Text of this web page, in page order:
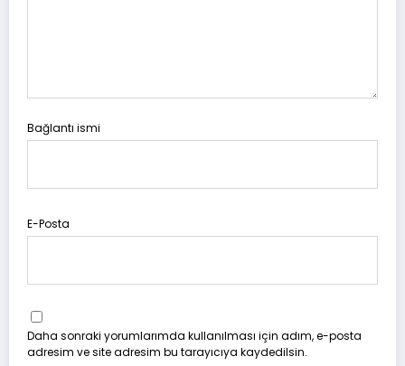
Bağlantı ismi
E-Posta
Daha sonraki yorumlarımda kullanılması için adım, e-posta
adresim ve site adresim bu tarayıcıya kaydedilsin.